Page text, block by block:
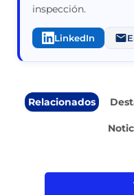
inspección.
LinkedIn
Relacionados